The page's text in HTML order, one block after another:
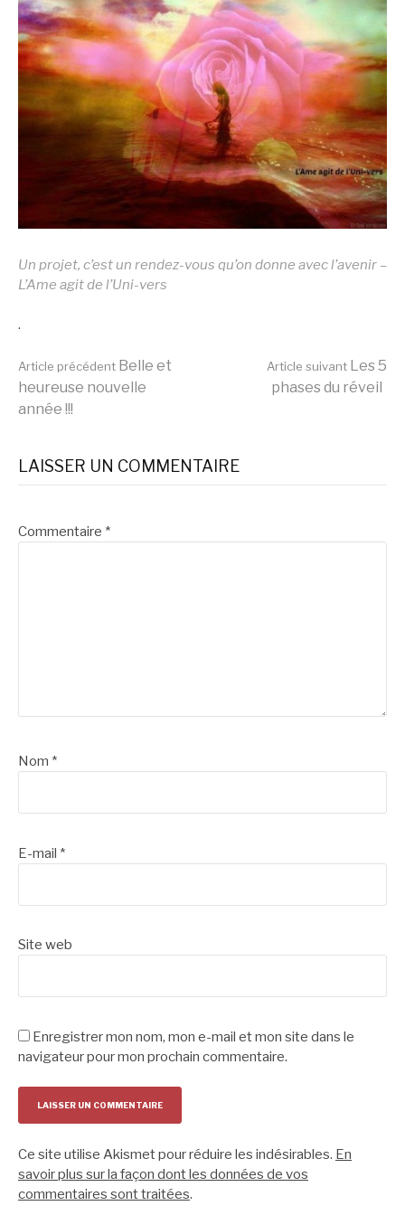
Un projet, c’est un rendez-vous qu’on donne avec l’avenir –
L’Ame agit de l’Uni-vers
.
Lire
suite
Article précédent Belle et
heureuse nouvelle
année !!!
Article suivant Les 5
phases du réveil
LAISSER UN COMMENTAIRE
Commentaire *
Nom *
E-mail *
Site web
Enregistrer mon nom, mon e-mail et mon site dans le
navigateur pour mon prochain commentaire.
Ce site utilise Akismet pour réduire les indésirables. En
savoir plus sur la façon dont les données de vos
commentaires sont traitées.